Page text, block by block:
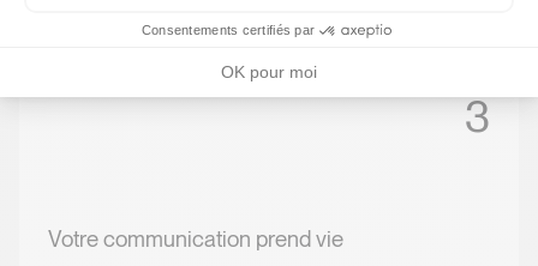
3
Votre communication prend vie
Consentements certifiés par
OK pour moi